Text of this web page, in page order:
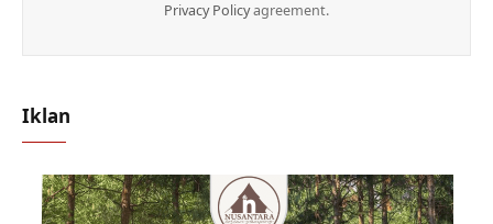
Privacy Policyagreement.
Iklan